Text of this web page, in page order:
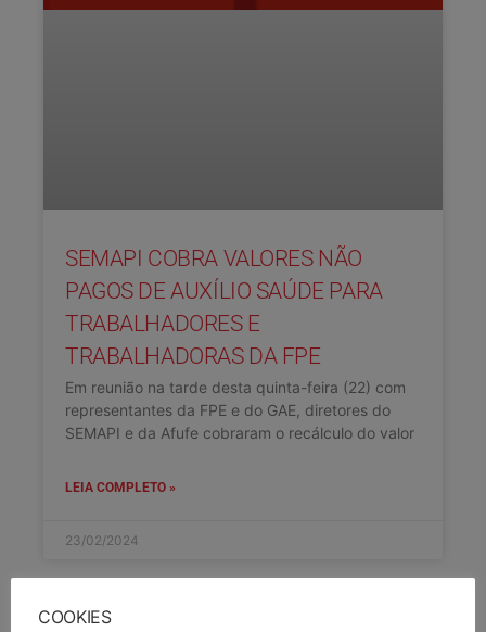
SEMAPI COBRA VALORES NÃO
PAGOS DE AUXÍLIO SAÚDE PARA
TRABALHADORES E
TRABALHADORAS DA FPE
Em reunião na tarde desta quinta-feira (22) com
representantes da FPE e do GAE, diretores do
SEMAPI e da Afufe cobraram o recálculo do valor
LEIA COMPLETO »
23/02/2024
COOKIES